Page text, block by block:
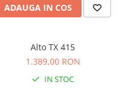
ADAUGA IN COS
Alto TX 415
1.389,00 RON
IN STOC